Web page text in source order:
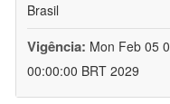
Brasil
Vigência: Mon Feb 05
00:00:00 BRT 2029